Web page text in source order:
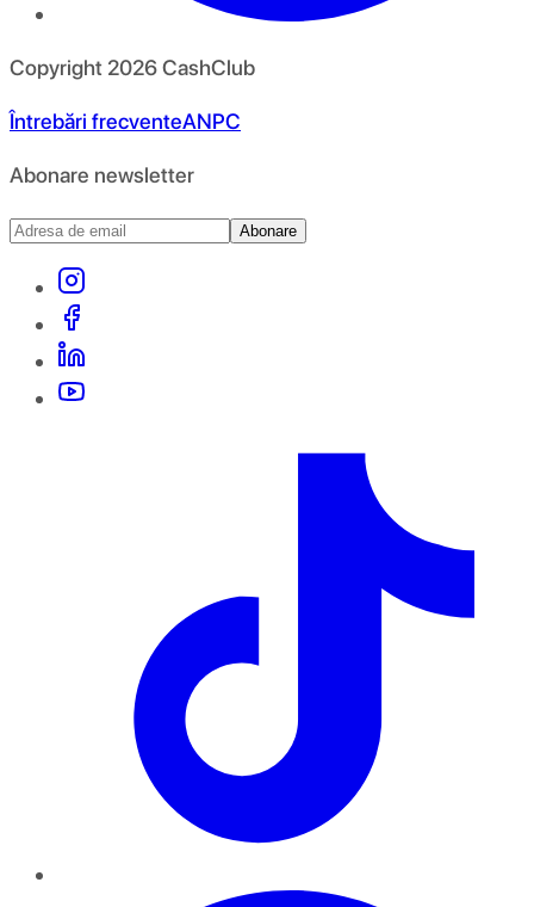
Copyright 2026CashClub
Întrebări frecventeANPC
Abonare newsletter
Abonare